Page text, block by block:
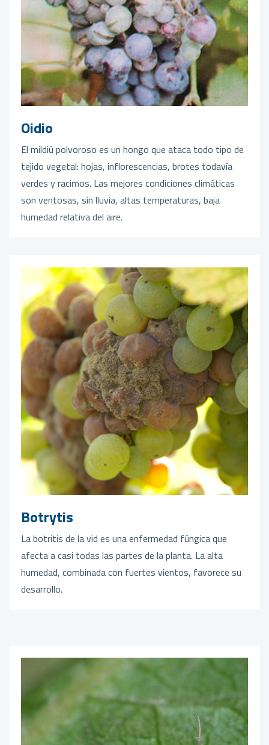
Oidio
El mildiú polvoroso es un hongo que ataca todo tipo de
tejido vegetal: hojas, inflorescencias, brotes todavía
verdes y racimos. Las mejores condiciones climáticas
son ventosas, sin lluvia, altas temperaturas, baja
humedad relativa del aire.
Botrytis
La botritis de la vid es una enfermedad fúngica que
afecta a casi todas las partes de la planta. La alta
humedad, combinada con fuertes vientos, favorece su
desarrollo.